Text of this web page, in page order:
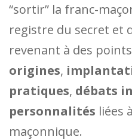
“sortir” la franc-
registre du secret et
revenant à des
origines,
pratiques, débats
personnalités liées
maçonnique.